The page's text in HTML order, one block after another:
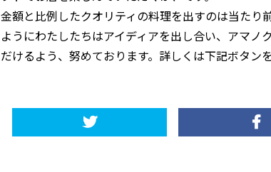
金額と比例したクオリティの料理を出すのは当たり
ようにわたしたちはアイディアを出し合い、アマノ
だけるよう、努めております。詳しくは下記ボタン